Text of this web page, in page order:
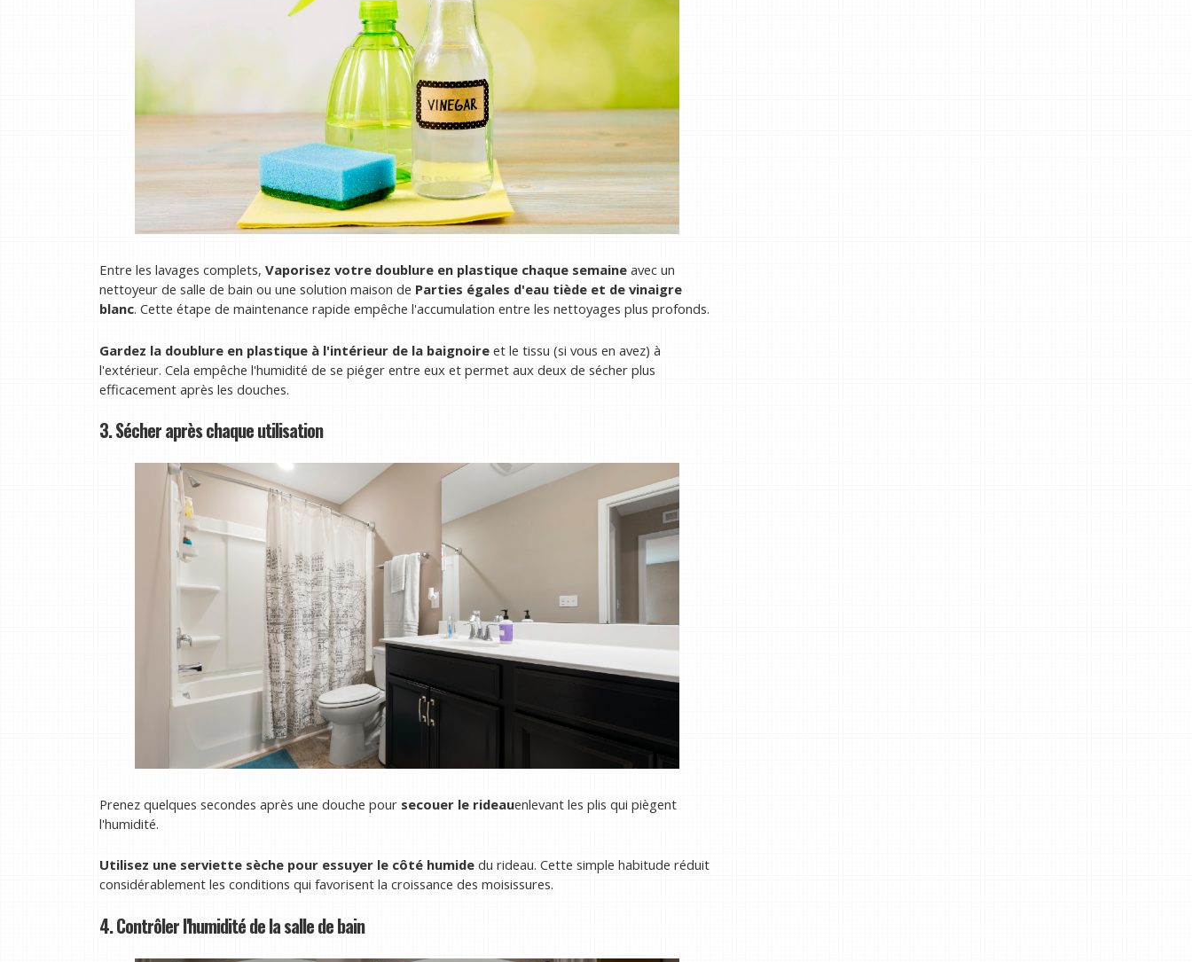
Entre les lavages complets, Vaporisez votre doublure en plastique chaque semaine avec un
nettoyeur de salle de bain ou une solution maison de Parties égales d'eau tiède et de vinaigre
blanc. Cette étape de maintenance rapide empêche l'accumulation entre les nettoyages plus profonds.
Gardez la doublure en plastique à l'intérieur de la baignoire et le tissu (si vous en avez) à
l'extérieur. Cela empêche l'humidité de se piéger entre eux et permet aux deux de sécher plus
efficacement après les douches.
3. Sécher après chaque utilisation
Prenez quelques secondes après une douche pour secouer le rideauenlevant les plis qui piègent
l'humidité.
Utilisez une serviette sèche pour essuyer le côté humide du rideau. Cette simple habitude réduit
considérablement les conditions qui favorisent la croissance des moisissures.
4. Contrôler l'humidité de la salle de bain